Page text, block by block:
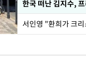
한국 떠난 김지수,
서인영 "환희가 크